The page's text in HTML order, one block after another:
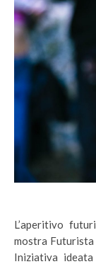
L’aperitivo
mostra Futurista
Iniziativa ideata